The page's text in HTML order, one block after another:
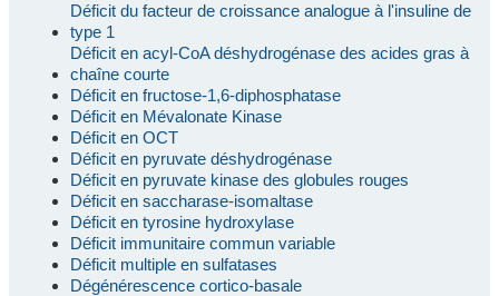
Déficit du facteur de croissance analogue à l'insuline de
type 1
Déficit en acyl-CoA déshydrogénase des acides gras à
chaîne courte
Déficit en fructose-1,6-diphosphatase
Déficit en Mévalonate Kinase
Déficit en OCT
Déficit en pyruvate déshydrogénase
Déficit en pyruvate kinase des globules rouges
Déficit en saccharase-isomaltase
Déficit en tyrosine hydroxylase
Déficit immunitaire commun variable
Déficit multiple en sulfatases
Dégénérescence cortico-basale